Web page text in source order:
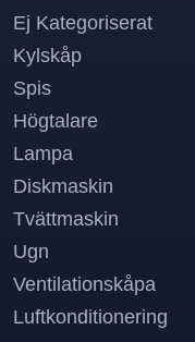
Ej Kategoriserat
Kylskåp
Spis
Högtalare
Lampa
Diskmaskin
Tvättmaskin
Ugn
Ventilationskåpa
Luftkonditionering